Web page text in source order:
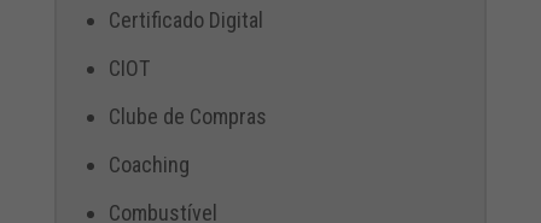
Certificado Digital
CIOT
Clube de Compras
Coaching
Combustível